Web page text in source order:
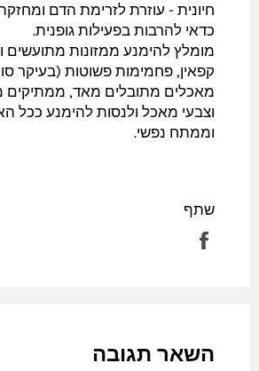
חיונית - עוזרת לזרימת הדם
כדאי להרבות בפעילות גופנית.
מומלץ להימנע ממזונות מתועשים
קפאין, פחמימות פשוטות (בעיקר
מאכלים מתובלים מאד, ממתיקים
וצבעי מאכל ולנסות להימנע ככל
וממתח נפשי.
שתף
השאר תגובה